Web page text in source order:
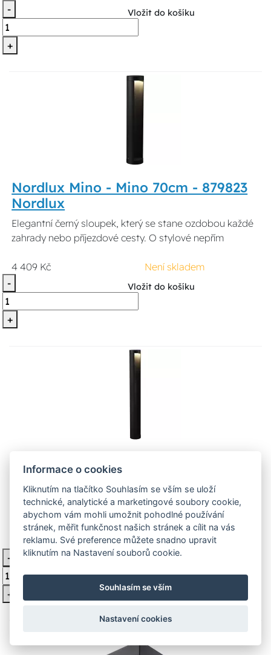
-
+
Vložit do košíku
Nordlux Mino - Mino 70cm - 879823
Nordlux
Elegantní černý sloupek, který se stane ozdobou každé
zahrady nebo příjezdové cesty. O stylové nepřím
4 409 Kč
Není skladem
-
+
Vložit do košíku
Nordlux Mino - Mino 45cm - 879723
Nordlux
Elegantní černý sloupek, který se stane ozdobou každé
zahrady nebo příjezdové cesty. O stylové nepřím
3 674 Kč
Není skladem
-
+
Informace o cookies
Kliknutím na tlačítko Souhlasím se vším se uloží
technické, analytické a marketingové soubory cookie,
abychom vám mohli umožnit pohodlné používání
stránek, měřit funkčnost našich stránek a cílit na vás
reklamu. Své preference můžete snadno upravit
kliknutím na Nastavení souborů cookie.
Souhlasím se vším
Nastavení cookies